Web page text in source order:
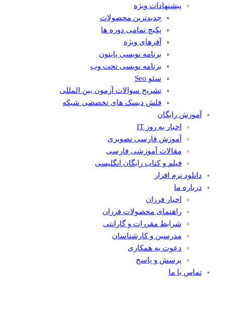
پیشنهادات ویژه
جدیدترین محصولات
پکیچ تمامی دوره ها
آفرهای ویژه
برنامه نویسی پایتون
برنامه نویسی تحت وب
سئو Seo
تشریح سوالات آزمون بین المللی
فلش دیسک های تخصصی شبکه
آموزش رایگان
اخبار به روز IT
آموزش فارسی تصویری
مقالات آموزشی فارسی
فیلم و کتاب رایگان انگلیسی
دانلود نرم افزار
درباره ما
اخبار فرزان
راهنمای محصولات فرزان
شرایط مقررات و گارانتی
مدرسین و کارشناسان
دعوت به همکاری
پرسش و پاسخ
تماس با ما